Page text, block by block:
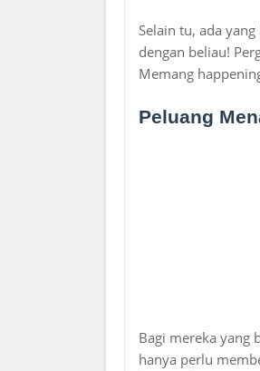
Selain tu, ada
dengan beliau!
Memang
Peluang
Bagi mereka yang
hanya perlu